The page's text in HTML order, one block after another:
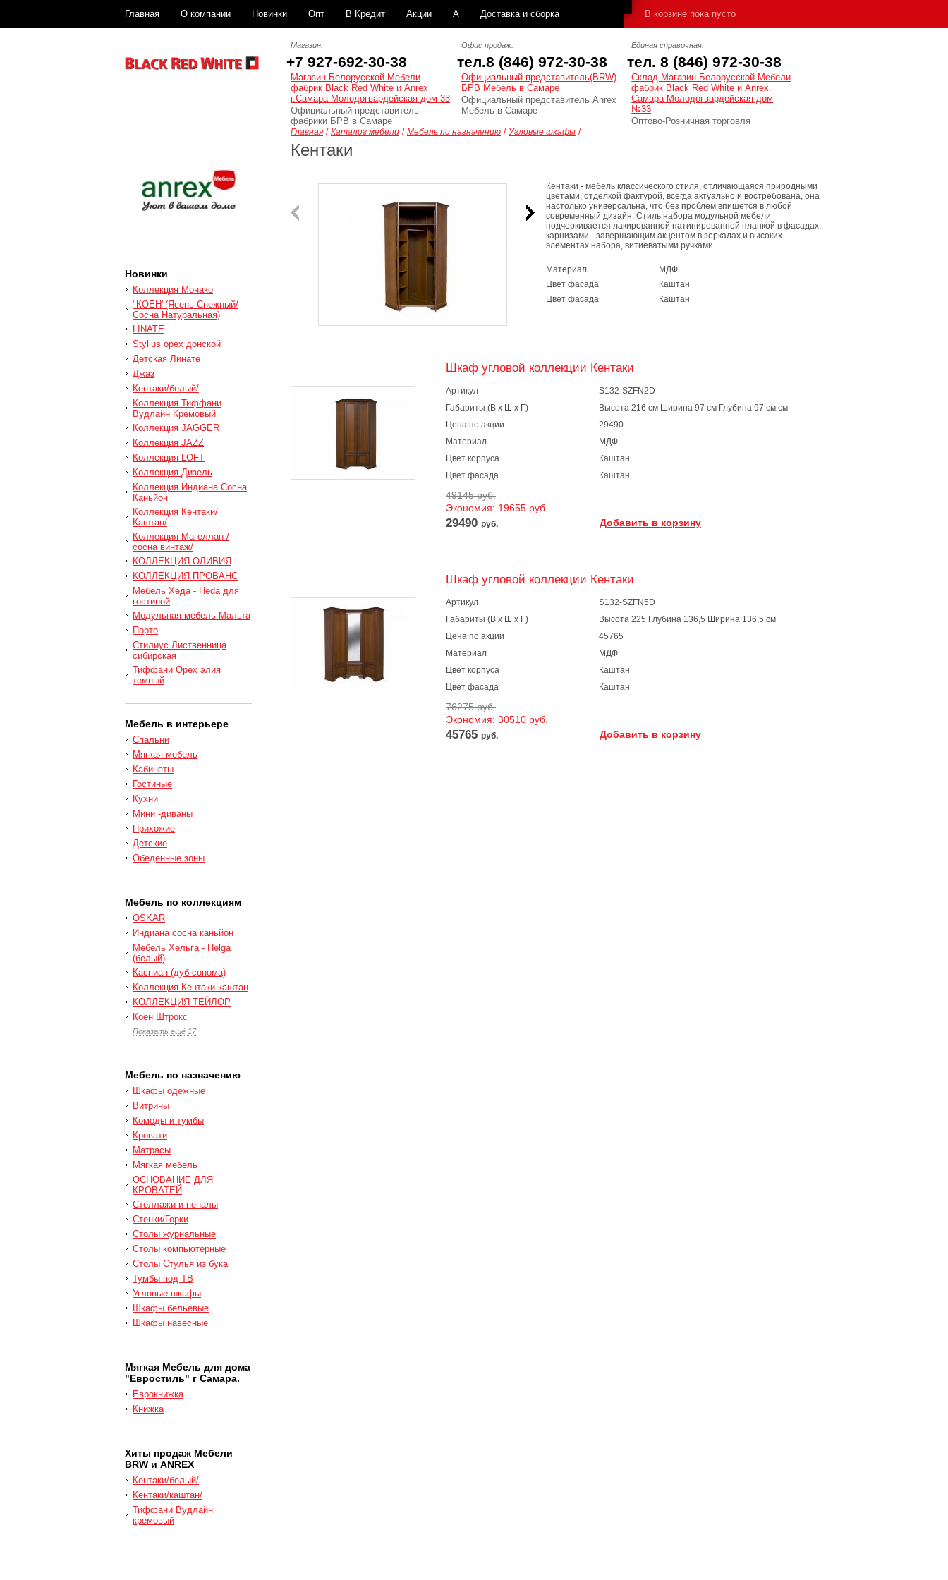
В корзине пока пусто
Главная О компании Новинки Опт В Кредит Акции А Доставка и сборка
Магазин:
+7 927-692-30-38
Магазин-Белорусской Мебели
фабрик Black Red White и Anrex
г.Самара Молодогвардейская дом 33
Официальный представитель
фабрики БРВ в Самаре
Офис продаж:
тел.8 (846) 972-30-38
Официальный представитель(BRW)
БРВ Мебель в Самаре
Официальный представитель Anrex
Мебель в Самаре
Единая справочная:
тел. 8 (846) 972-30-38
Cклад-Магазин Белорусской Мебели
фабрик Black Red White и Anrex.
Самара Молодогвардейская дом
№33
Оптово-Розничная торговля
Новинки
Коллекция Монако
"КОЕН"(Ясень Снежный/
Сосна Натуральная)
LINATE
Stylius орех донской
Детская Линате
Джаз
Кентаки/белый/
Коллекция Тиффани
Вудлайн Кремовый
Коллекция JAGGER
Коллекция JAZZ
Коллекция LOFT
Коллекция Дизель
Коллекция Индиана Сосна
Каньйон
Коллекция Кентаки/
Каштан/
Коллекция Магеллан /
сосна винтаж/
КОЛЛЕКЦИЯ ОЛИВИЯ
КОЛЛЕКЦИЯ ПРОВАНС
Мебель Хеда - Heda для
гостиной
Модульная мебель Мальта
Порто
Стилиус Лиственница
сибирская
Тиффани Орех элия
темный
Мебель в интерьере
Спальни
Мягкая мебель
Кабинеты
Гостиные
Кухни
Мини -диваны
Прихожие
Детские
Обеденные зоны
Мебель по коллекциям
OSKAR
Индиана сосна каньйон
Мебель Хельга - Helga
(белый)
Каспиан (дуб сонома)
Коллекция Кентаки каштан
КОЛЛЕКЦИЯ ТЕЙЛОР
Коен Штрокс
Показать ещё 17
Мебель по назначению
Шкафы одежные
Витрины
Комоды и тумбы
Кровати
Матрасы
Мягкая мебель
ОСНОВАНИЕ ДЛЯ
КРОВАТЕЙ
Стеллажи и пеналы
Стенки/Горки
Столы журнальные
Столы компьютерные
Столы Стулья из бука
Тумбы под ТВ
Угловые шкафы
Шкафы бельевые
Шкафы навесные
Мягкая Мебель для дома
"Евростиль" г Самара.
Еврокнижка
Книжка
Хиты продаж Мебели
BRW и ANREX
Кентаки/белый/
Кентаки/каштан/
Тиффани Вудлайн
кремовый
Главная / Каталог мебели / Мебель по назначению / Угловые шкафы /
Кентаки
Кентаки - мебель классического стиля, отличающаяся природными
цветами, отделкой фактурой, всегда актуально и востребована, она
настолько универсальна, что без проблем впишется в любой
современный дизайн. Стиль набора модульной мебели
подчеркивается лакированной патинированной планкой в фасадах,
карнизами - завершающим акцентом в зеркалах и высоких
элементах набора, витиеватыми ручками.
Материал
МДФ
Цвет фасада
Каштан
Цвет фасада
Каштан
Шкаф угловой коллекции Кентаки
Артикул
S132-SZFN2D
Габариты (В х Ш х Г)
Высота 216 см Ширина 97 см Глубина 97 см см
Цена по акции
29490
Материал
МДФ
Цвет корпуса
Каштан
Цвет фасада
Каштан
49145 руб.
Экономия: 19655 руб.
29490 руб. Добавить в корзину
Шкаф угловой коллекции Кентаки
Артикул
S132-SZFN5D
Габариты (В х Ш х Г)
Высота 225 Глубина 136,5 Ширина 136,5 см
Цена по акции
45765
Материал
МДФ
Цвет корпуса
Каштан
Цвет фасада
Каштан
76275 руб.
Экономия: 30510 руб.
45765 руб. Добавить в корзину